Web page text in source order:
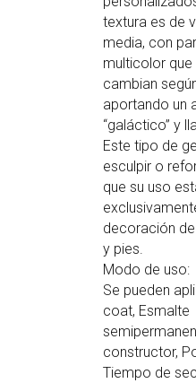
textura es de
media, con
multicolor que
cambian
aportando un
“galáctico” y
Este tipo de
esculpir o
que su uso
decoración
y pies.
Modo de uso:
Se pueden
coat, Esmalte
constructor,
Tiempo de